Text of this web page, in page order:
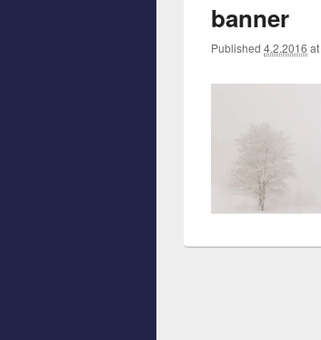
banner
Published 4.2.2016 at